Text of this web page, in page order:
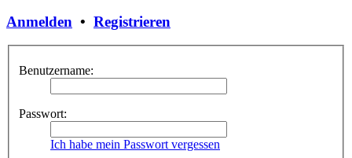
Anmelden • Registrieren
Benutzername:
Passwort:
Ich habe mein Passwort vergessen